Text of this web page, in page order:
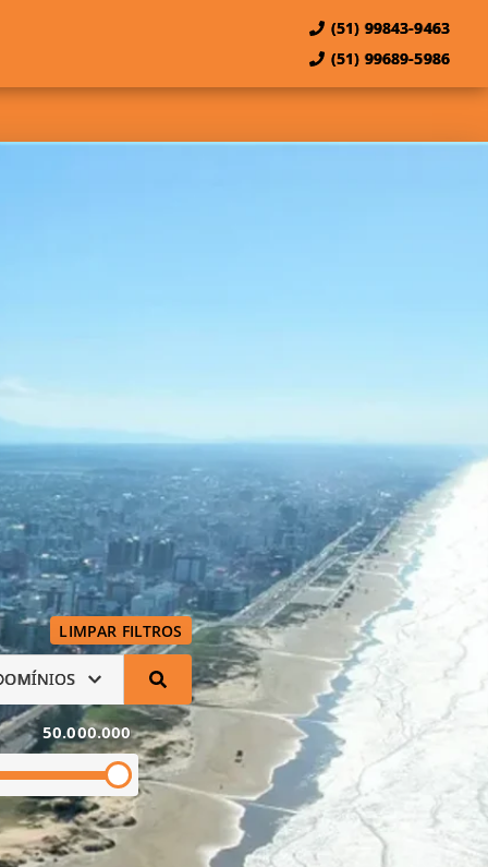
(51) 99843-9463
(51) 99689-5986
LIMPAR FILTROS
50.000.000